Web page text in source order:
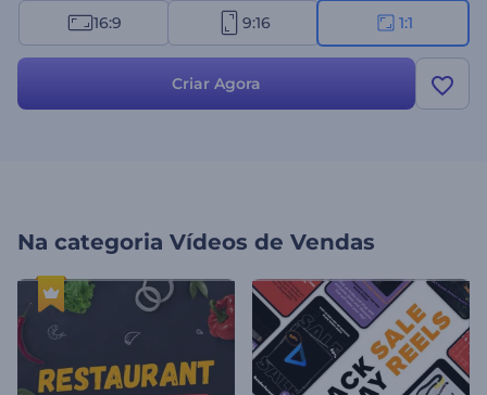
entusiastas de DIY e empresas de artesanato, permitindo que você
crie conteúdo único e cativante em poucos minutos. Selecione as
promocionais, escolha uma música de fundo em nossa Biblioteca
de Música ou faça o upload de sua narração. Experimente agora
16:9 9:16 1:1
Criar Agora
Na categoria Vídeos de Vendas